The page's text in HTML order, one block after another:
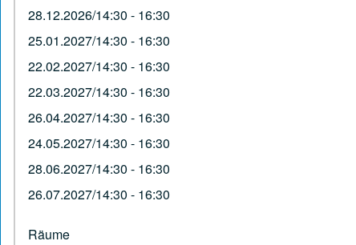
28.12.2026/14:30 - 16:30
25.01.2027/14:30 - 16:30
22.02.2027/14:30 - 16:30
22.03.2027/14:30 - 16:30
26.04.2027/14:30 - 16:30
24.05.2027/14:30 - 16:30
28.06.2027/14:30 - 16:30
26.07.2027/14:30 - 16:30
Räume